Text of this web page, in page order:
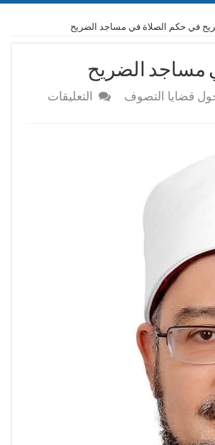
في حكم الصلاة في مساجد الضريح
مساجد الضريح
قضايا التصوف التعليقات